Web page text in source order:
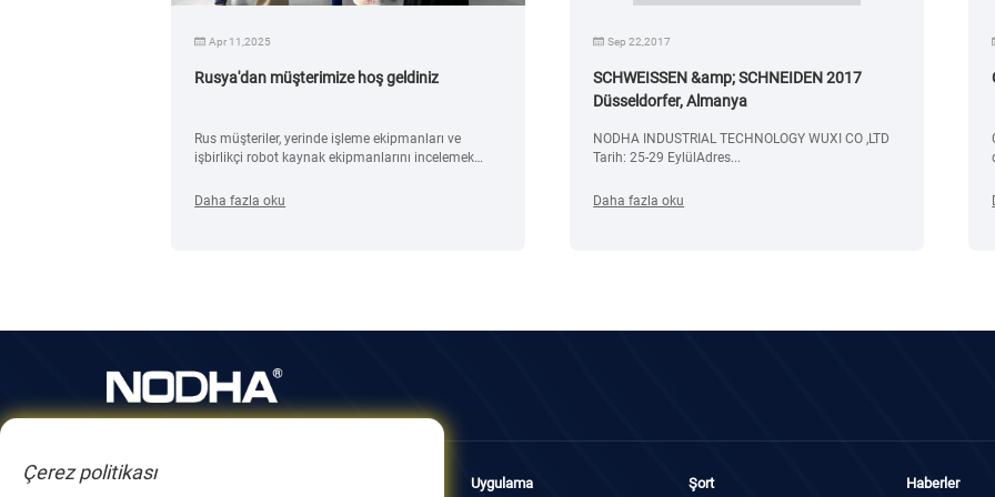
Apr 11,2025
Rusya'dan müşterimize hoş geldiniz
Rus müşteriler, yerinde işleme ekipmanları ve
işbirlikçi robot kaynak ekipmanlarını incelemek
Daha fazla oku
Sep 22,2017
SCHWEISSEN &amp; SCHNEIDEN 2017
Düsseldorfer, Almanya
NODHA INDUSTRIAL TECHNOLOGY WUXI CO ,LTD
Tarih: 25-29 EylülAdres...
Daha fazla oku
Hakkımızda Uygulama Şort Haberler
Çerez politikası